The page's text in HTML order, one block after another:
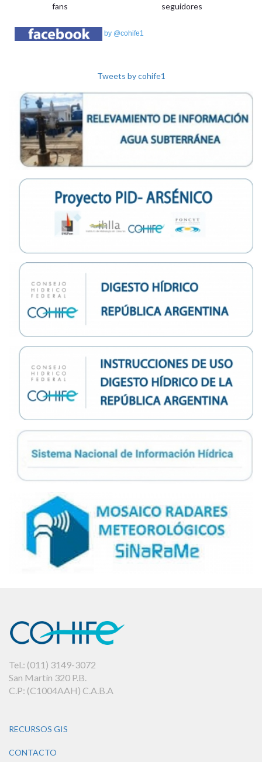
fans
seguidores
by @cohife1
Tweets by cohife1
Tel.: (011) 3149-3072
San Martín 320 P.B.
C.P: (C1004AAH) C.A.B.A
RECURSOS GIS
CONTACTO